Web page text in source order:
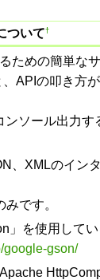
ついて†
ための簡単なサ
APIの叩き方
ソール出力す
、XMLのイン
です。
」を使用してい
google-gson/